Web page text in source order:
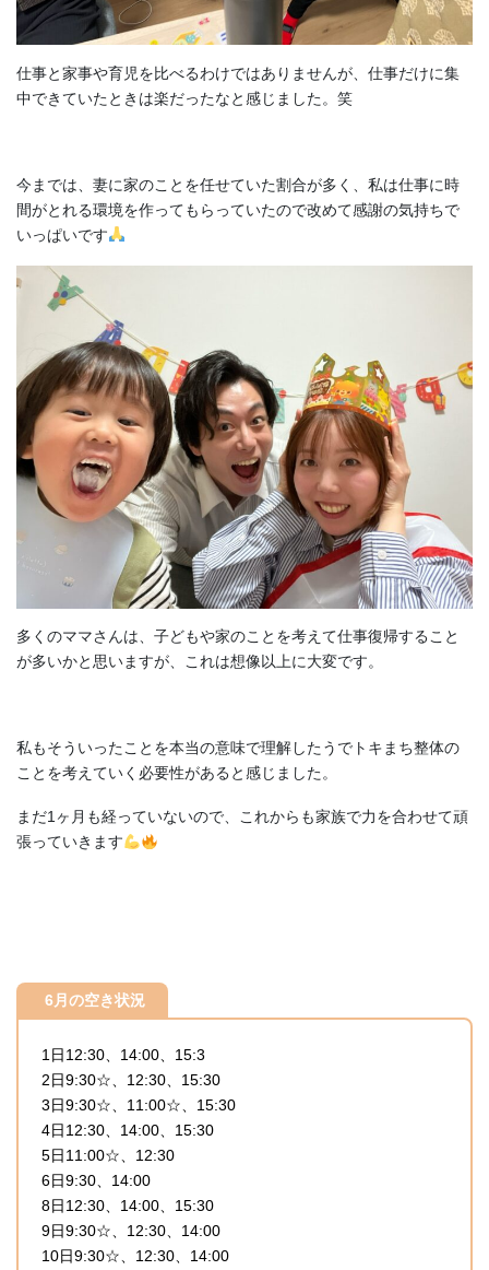
仕事と家事や育児を比べるわけではありませんが、仕事だけに集
中できていたときは楽だったなと感じました。笑
今までは、妻に家のことを任せていた割合が多く、私は仕事に時
間がとれる環境を作ってもらっていたので改めて感謝の気持ちで
いっぱいです
多くのママさんは、子どもや家のことを考えて仕事復帰すること
が多いかと思いますが、これは想像以上に大変です。
私もそういったことを本当の意味で理解したうでトキまち整体の
ことを考えていく必要性があると感じました。
まだ1ヶ月も経っていないので、これからも家族で力を合わせて頑
張っていきます
6月の空き状況
1日12:30、14:00、15:3
2日9:30☆、12:30、15:30
3日9:30☆、11:00☆、15:30
4日12:30、14:00、15:30
5日11:00☆、12:30
6日9:30、14:00
8日12:30、14:00、15:30
9日9:30☆、12:30、14:00
10日9:30☆、12:30、14:00